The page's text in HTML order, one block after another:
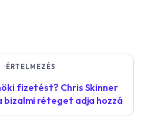
ÉRTELMEZÉS
fizetést? Chris Skinner
bizalmi réteget adja hozzá